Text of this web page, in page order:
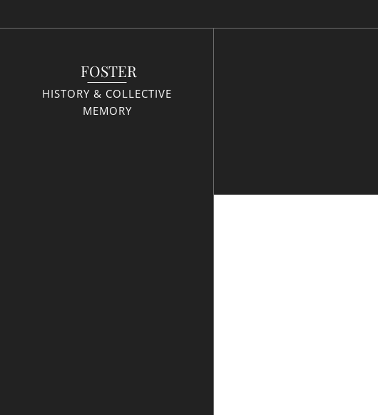
FOSTER
HISTORY & COLLECTIVE
MEMORY